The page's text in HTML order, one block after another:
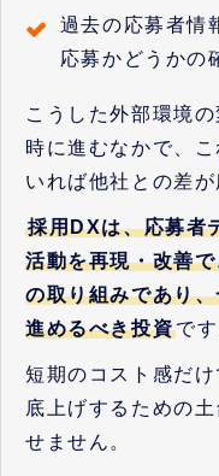
過去の応募者情
応募かどうかの
こうした外部環境
時に進むなかで、
いれば他社との差が
採用DXは、応募者
活動を再現・改善
の取り組みであり
進めるべき投資です
短期のコスト感だ
底上げするための
せません。